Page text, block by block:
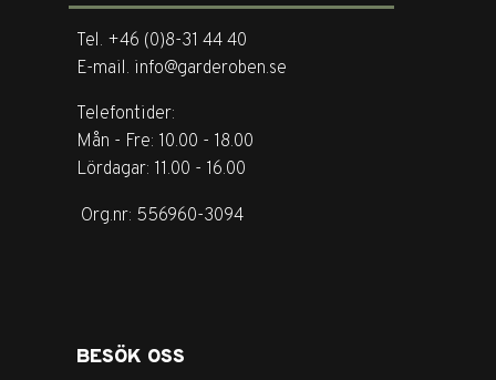
Tel. +46 (0)8-31 44 40
E-mail. info@garderoben.se
Telefontider:
Mån - Fre: 10.00 - 18.00
Lördagar: 11.00 - 16.00
Org.nr: 556960-3094
BESÖK OSS